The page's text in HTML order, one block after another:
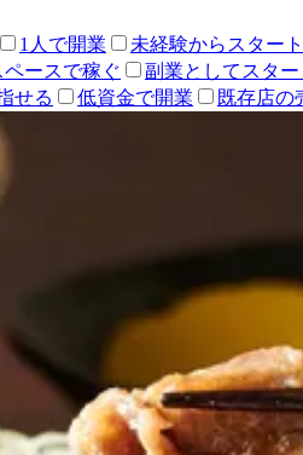
1人で開業 未経験からスタート
ペースで稼ぐ 副業としてスター
せる 低資金で開業 既存店の